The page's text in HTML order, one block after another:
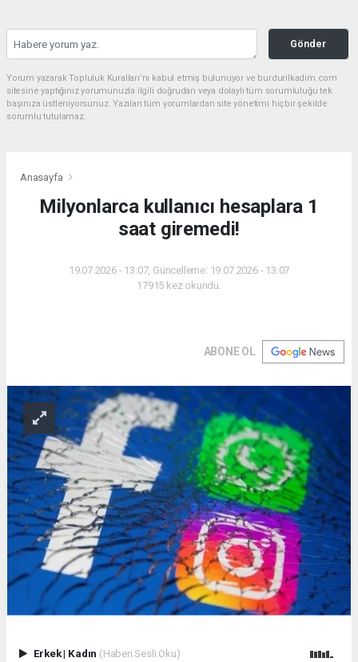
Gönder
Yorum yazarak Topluluk Kuralları’nı kabul etmiş bulunuyor ve burdurilkadim.com
sitesine yaptığınız yorumunuzla ilgili doğrudan veya dolaylı tüm sorumluluğu tek
başınıza üstleniyorsunuz. Yazılan tüm yorumlardan site yönetimi hiçbir şekilde
sorumlu tutulamaz.
Anasayfa
Milyonlarca kullanıcı hesaplara 1
saat giremedi!
19.07.2026 - 13:07, Güncelleme: 19.07.2026 - 13:07
17915 kez okundu.
ABONE OL
Erkek| Kadın (Haberi Sesli Oku)